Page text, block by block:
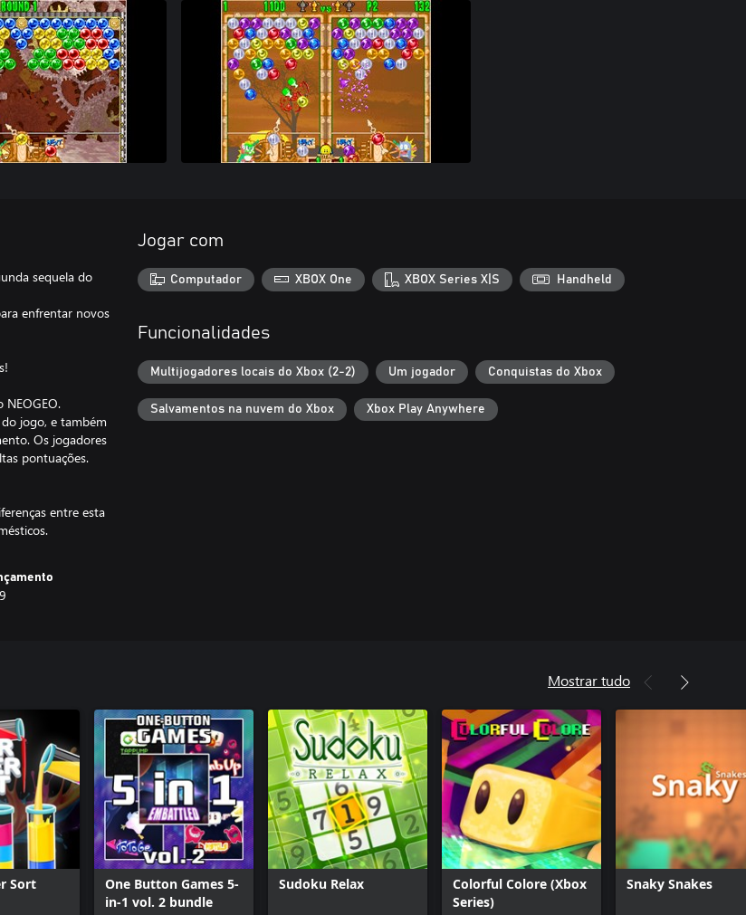
sequela do
enfrentar novos
jogo, e também
Os jogadores
pontuações.
entre esta
Jogar com
Computador XBOX One XBOX Series X|S Handheld
Funcionalidades
Multijogadores locais do Xbox (2-2) Um jogador Conquistas do Xbox
Salvamentos na nuvem do Xbox Xbox Play Anywhere
Mostrar tudo
Sort
One Button Games 5-
in-1 vol. 2 bundle
Sudoku Relax
Colorful Colore (Xbox
Series)
Snaky Snakes